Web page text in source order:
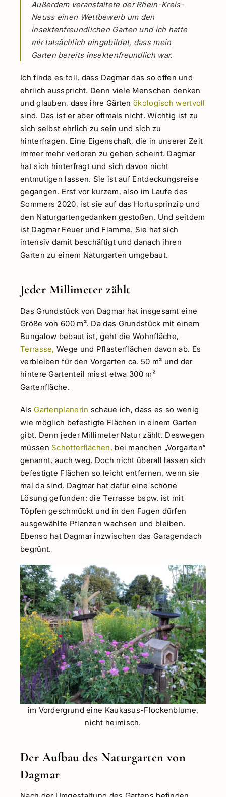
Außerdem veranstaltete der Rhein-Kreis-
Neuss einen Wettbewerb um den
insektenfreundlichen Garten und ich hatte
mir tatsächlich eingebildet, dass mein
Garten bereits insektenfreundlich war.
Ich finde es toll, dass Dagmar das so offen und
ehrlich ausspricht. Denn viele Menschen denken
und glauben, dass ihre Gärtenökologisch wertvoll
sind. Das ist er aber oftmals nicht. Wichtig ist zu
sich selbst ehrlich zu sein und sich zu
hinterfragen. Eine Eigenschaft, die in unserer Zeit
immer mehr verloren zu gehen scheint. Dagmar
hat sich hinterfragt und sich davon nicht
entmutigen lassen. Sie ist auf Entdeckungsreise
gegangen. Erst vor kurzem, also im Laufe des
Sommers 2020, ist sie auf das Hortusprinzip und
den Naturgartengedanken gestoßen. Und seitdem
ist Dagmar Feuer und Flamme. Sie hat sich
intensiv damit beschäftigt und danach ihren
Garten zu einem Naturgarten umgebaut.
Jeder Millimeter zählt
Das Grundstück von Dagmar hat insgesamt eine
Größe von 600 m². Da das Grundstück mit einem
Bungalow bebaut ist, geht die Wohnfläche,
Terrasse, Wege und Pflasterflächen davon ab. Es
verbleiben für den Vorgarten ca. 50 m² und der
hintere Gartenteil misst etwa 300 m²
Gartenfläche.
AlsGartenplanerin schaue ich, dass es so wenig
wie möglich befestigte Flächen in einem Garten
gibt. Denn jeder Millimeter Natur zählt. Deswegen
müssenSchotterflächen, bei manchen „Vorgarten“
genannt, auch weg. Doch nicht überall lassen sich
befestigte Flächen so leicht entfernen, wenn sie
mal da sind. Dagmar hat dafür eine schöne
Lösung gefunden: die Terrasse bspw. ist mit
Töpfen geschmückt und in den Fugen dürfen
ausgewählte Pflanzen wachsen und bleiben.
Ebenso hat Dagmar inzwischen das Garagendach
begrünt.
im Vordergrund eine Kaukasus-Flockenblume,
nicht heimisch.
Der Aufbau des Naturgarten von
Dagmar